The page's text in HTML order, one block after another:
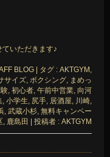
いただきます♪
BLOG | タグ : AKTGYM,
サイズ, ボクシング, まめっ
, 初心者, 午前中営業, 向河
, 小学生, 尻手, 居酒屋, 川崎,
, 武蔵小杉, 無料キャンペー
, 鹿島田 | 投稿者 : AKTGYM